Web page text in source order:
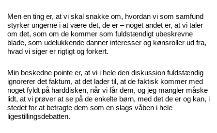
Men en ting er, at vi skal snakke om, hvordan vi som samfund
styrker ungerne i at være det, de er – noget andet er, at vi taler
om det, som om de kommer som fuldstændigt ubeskrevne
blade, som udelukkende danner interesser og kønsroller ud fra,
hvad vi siger er rigtigt og forkert.
Min beskedne pointe er, at vi i hele den diskussion fuldstændig
ignorerer det faktum, at det lader til, at de faktisk kommer med
noget fyldt på harddisken, når vi får dem, og jeg mangler måske
lidt, at vi prøver at se på de enkelte børn, med det de er og kan, i
stedet for at betragte dem som en slags våben i hele
ligestillingsdebatten.